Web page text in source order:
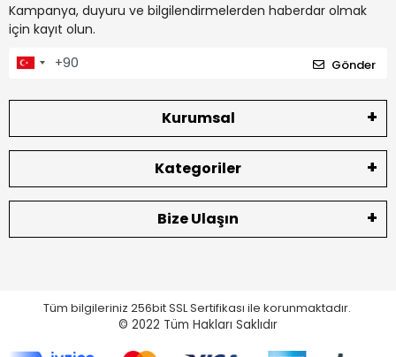
Kampanya, duyuru ve bilgilendirmelerden haberdar olmak
için kayıt olun.
Gönder
Kurumsal
Kategoriler
Bize Ulaşın
Tüm bilgileriniz 256bit SSL Sertifikası ile korunmaktadır.
© 2022 Tüm Hakları Saklıdır